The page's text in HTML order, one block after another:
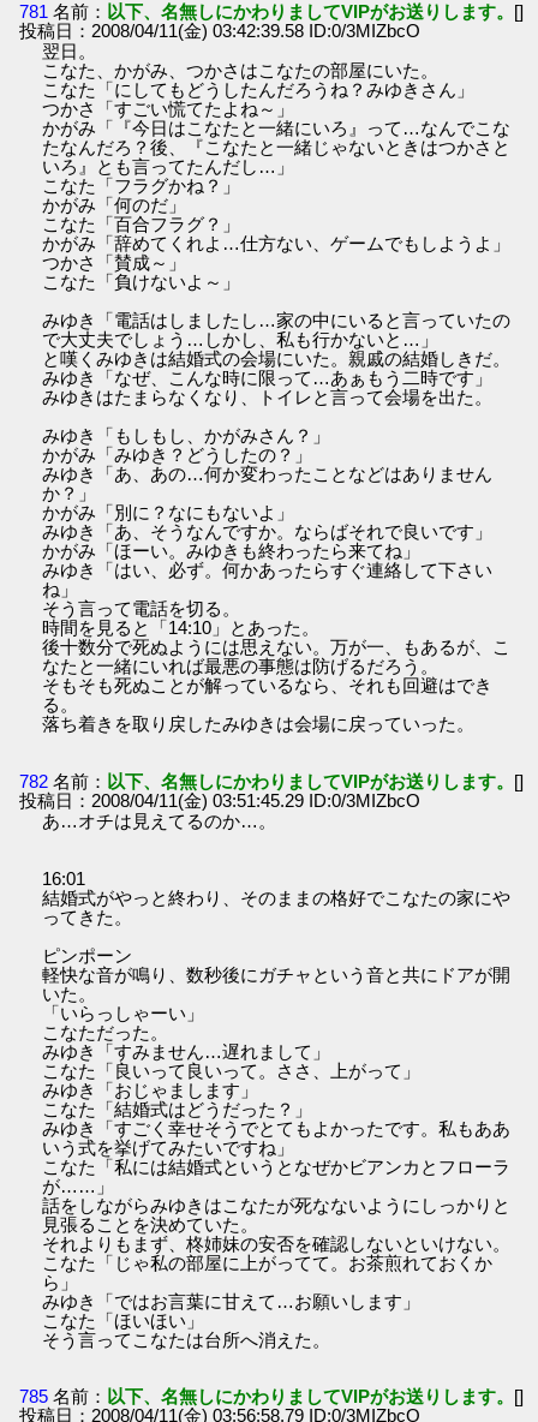
781 名前： 以下、名無しにかわりましてVIPがお送りします。 []
投稿日：2008/04/11(金) 03:42:39.58 ID:0/3MIZbcO
翌日。
こなた、かがみ、つかさはこなたの部屋にいた。
こなた「にしてもどうしたんだろうね？みゆきさん」
つかさ「すごい慌てたよね～」
かがみ「『今日はこなたと一緒にいろ』って…なんでこな
たなんだろ？後、『こなたと一緒じゃないときはつかさと
いろ』とも言ってたんだし…」
こなた「フラグかね？」
かがみ「何のだ」
こなた「百合フラグ？」
かがみ「辞めてくれよ…仕方ない、ゲームでもしようよ」
つかさ「賛成～」
こなた「負けないよ～」
みゆき「電話はしましたし…家の中にいると言っていたの
で大丈夫でしょう…しかし、私も行かないと…」
と嘆くみゆきは結婚式の会場にいた。親戚の結婚しきだ。
みゆき「なぜ、こんな時に限って…あぁもう二時です」
みゆきはたまらなくなり、トイレと言って会場を出た。
みゆき「もしもし、かがみさん？」
かがみ「みゆき？どうしたの？」
みゆき「あ、あの…何か変わったことなどはありません
か？」
かがみ「別に？なにもないよ」
みゆき「あ、そうなんですか。ならばそれで良いです」
かがみ「ほーい。みゆきも終わったら来てね」
みゆき「はい、必ず。何かあったらすぐ連絡して下さい
ね」
そう言って電話を切る。
時間を見ると「14:10」とあった。
後十数分で死ぬようには思えない。万が一、もあるが、こ
なたと一緒にいれば最悪の事態は防げるだろう。
そもそも死ぬことが解っているなら、それも回避はでき
る。
落ち着きを取り戻したみゆきは会場に戻っていった。
782 名前： 以下、名無しにかわりましてVIPがお送りします。 []
投稿日：2008/04/11(金) 03:51:45.29 ID:0/3MIZbcO
あ…オチは見えてるのか…。
16:01
結婚式がやっと終わり、そのままの格好でこなたの家にや
ってきた。
ピンポーン
軽快な音が鳴り、数秒後にガチャという音と共にドアが開
いた。
「いらっしゃーい」
こなただった。
みゆき「すみません…遅れまして」
こなた「良いって良いって。ささ、上がって」
みゆき「おじゃまします」
こなた「結婚式はどうだった？」
みゆき「すごく幸せそうでとてもよかったです。私もああ
いう式を挙げてみたいですね」
こなた「私には結婚式というとなぜかビアンカとフローラ
が……」
話をしながらみゆきはこなたが死なないようにしっかりと
見張ることを決めていた。
それよりもまず、柊姉妹の安否を確認しないといけない。
こなた「じゃ私の部屋に上がってて。お茶煎れておくか
ら」
みゆき「ではお言葉に甘えて…お願いします」
こなた「ほいほい」
そう言ってこなたは台所へ消えた。
785 名前： 以下、名無しにかわりましてVIPがお送りします。 []
投稿日：2008/04/11(金) 03:56:58.79 ID:0/3MIZbcO